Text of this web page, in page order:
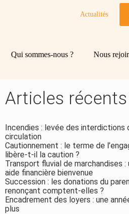
Actualités
Qui sommes-nous ? Nous
Blog
sidebar
Rechercher
Articles récents
Incendies : levée des interdictions
circulation
Cautionnement : le terme de
libère-t-il la caution ?
Transport fluvial de marchandises :
aide financière bienvenue
Succession : les donations du
renonçant comptent-elles ?
Encadrement des loyers : une
plus